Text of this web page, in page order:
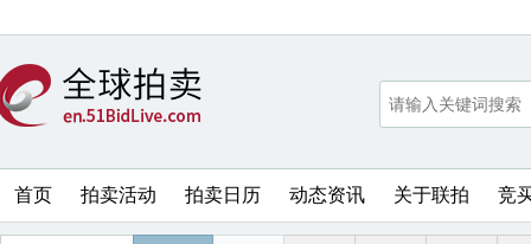
首页 拍卖活动 拍卖日历 动态资讯 关于联拍 竞